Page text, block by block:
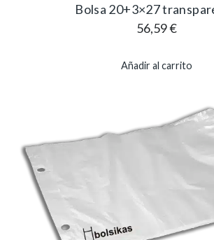
Bolsa 20+3×27
56,59€
Añadir al carrito